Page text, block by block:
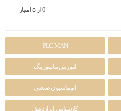
0 از ۵ امتیاز
PLC MAN
آموزش مانیتورینگ
اتوماسیون صنعتی
کارشناس ابزاردقیق